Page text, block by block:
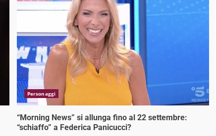
Personaggi
“Morning News” si allunga fino al 22 settembre:
“schiaffo” a Federica Panicucci?